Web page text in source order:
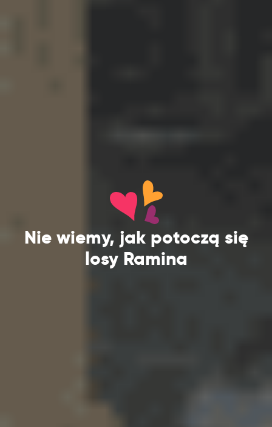
Nie wiemy, jak potoczą się
losy Ramina